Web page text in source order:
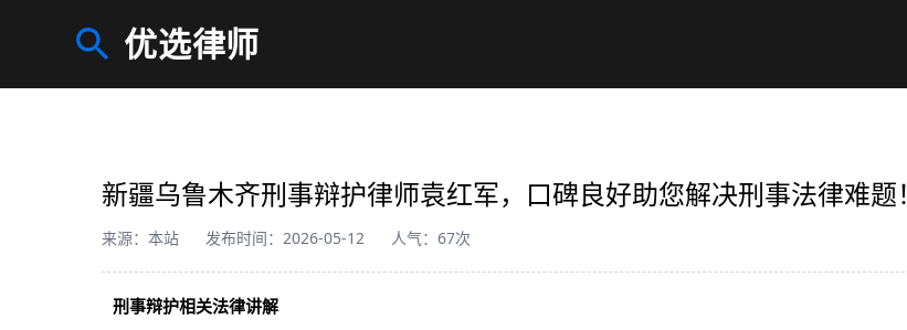
优选律师
新疆乌鲁木齐刑事辩护律师袁红军，口碑良好助您解决刑事法律难题！
来源：本站 发布时间：2026-05-12 人气：67次
刑事辩护相关法律讲解